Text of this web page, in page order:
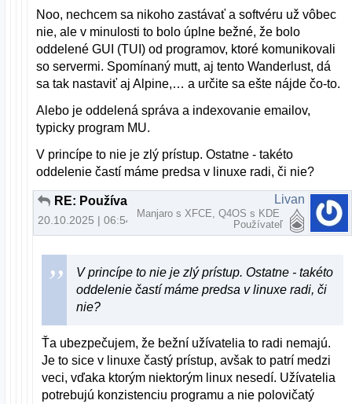
Noo, nechcem sa nikoho zastávať a softvéru už vôbec
nie, ale v minulosti to bolo úplne bežné, že bolo
oddelené GUI (TUI) od programov, ktoré komunikovali
so servermi. Spomínaný mutt, aj tento Wanderlust, dá
sa tak nastaviť aj Alpine,… a určite sa ešte nájde čo-to.
Alebo je oddelená správa a indexovanie emailov,
typicky program MU.
V princípe to nie je zlý prístup. Ostatne - takéto
oddelenie častí máme predsa v linuxe radi, či nie?
20.10.2025 | 06:54
Livan
Manjaro s XFCE, Q4OS s KDE
Používateľ
V princípe to nie je zlý prístup. Ostatne - takéto
oddelenie častí máme predsa v linuxe radi, či
nie?
Ťa ubezpečujem, že bežní užívatelia to radi nemajú.
Je to sice v linuxe častý prístup, avšak to patrí medzi
veci, vďaka ktorým niektorým linux nesedí. Užívatelia
potrebujú konzistenciu programu a nie polovičatý